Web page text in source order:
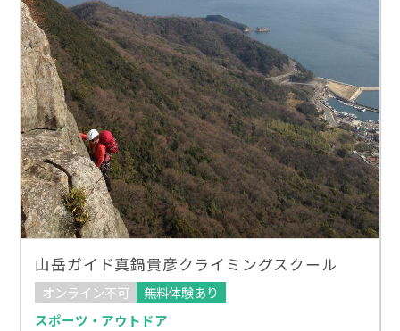
山岳ガイド真鍋貴彦クライミングスクール
オンライン不可
無料体験あり
スポーツ・アウトドア